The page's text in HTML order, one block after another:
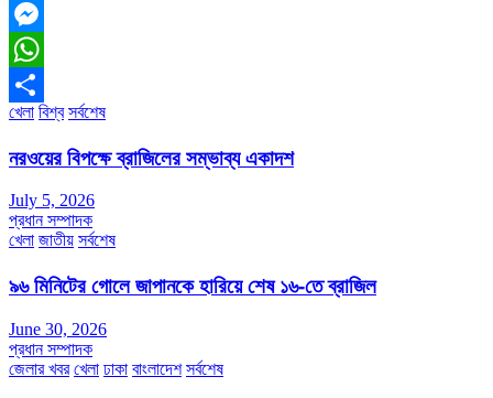
Facebook
Messenger
WhatsApp
Share
খেলা বিশ্ব সর্বশেষ
নরওয়ের বিপক্ষে ব্রাজিলের সম্ভাব্য একাদশ
July 5, 2026
প্রধান সম্পাদক
খেলা জাতীয় সর্বশেষ
৯৬ মিনিটের গোলে জাপানকে হারিয়ে শেষ ১৬-তে ব্রাজিল
June 30, 2026
প্রধান সম্পাদক
জেলার খবর খেলা ঢাকা বাংলাদেশ সর্বশেষ